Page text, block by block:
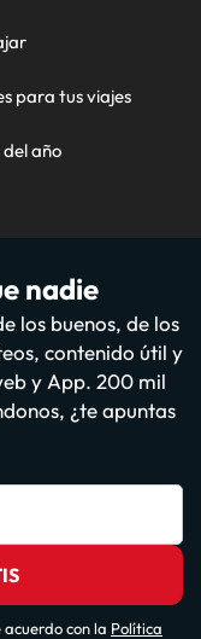
para tus viajes
año
nadie
los buenos, de los
contenido útil y
y App. 200 mil
¿te apuntas
con la Política